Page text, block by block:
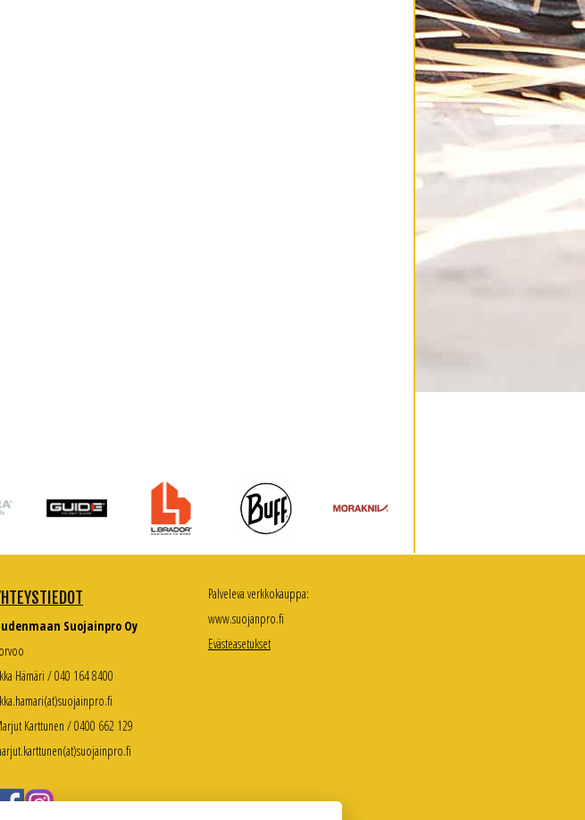
Suojainpro Oy
Hämäri / 040 164 8400
Karttunen / 0400 662 129
Palveleva verkkokauppa:
www.suojanpro.fi
Evästeasetukset